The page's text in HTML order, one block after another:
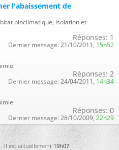
l'abaissement de
bioclimatique, isolation et
Réponses: 1
Dernier message: 21/10/2011, 15h52
Réponses: 2
Dernier message: 24/04/2011, 14h34
Réponses: 0
Dernier message: 28/10/2009, 22h29
Il est actuellement19h07.